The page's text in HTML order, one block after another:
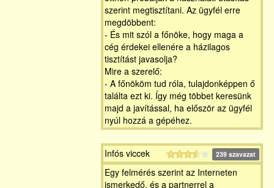
szerint megtisztítani. Az ügyfél erre
megdöbbent:
- És mit szól a főnöke, hogy maga a
cég érdekei ellenére a házilagos
tisztítást javasolja?
Mire a szerelő:
- A főnököm tud róla, tulajdonképpen ő
találta ezt ki. Így még többet keresünk
majd a javítással, ha először az ügyfél
nyúl hozzá a gépéhez.
Infós viccek 239 szavazat
Egy felmérés szerint az Interneten
ismerkedő, és a partnerrel a